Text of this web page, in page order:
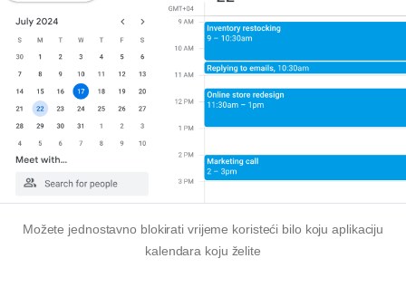
Možete jednostavno blokirati vrijeme koristeći bilo koju aplikaciju
kalendara koju želite